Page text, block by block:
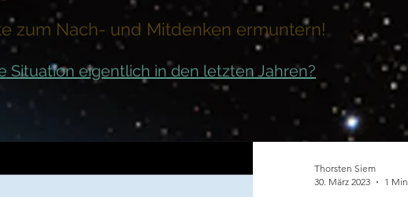
zum Nach- und Mitdenken ermuntern!
Situation eigentlich in den letzten Jahren?
Thorsten Siem
30. März 2023
1